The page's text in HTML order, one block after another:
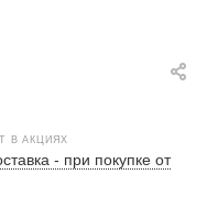
В АКЦИЯХ
- при покупке от